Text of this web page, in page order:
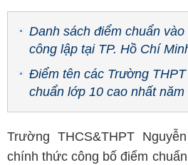
Danh sách điểm chuẩn
công lập tại TP. Hồ Chí
Điểm tên các Trường
chuẩn lớp 10 cao nhất năm
Trường THCS&THPT
chính thức công bố điểm chuẩn